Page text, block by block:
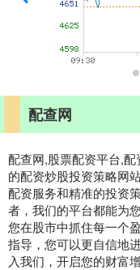
配查网
配查网,股票配资平台,
的配资炒股投资策略网
配资服务和精准的投资
者，我们的平台都能为
您在股市中抓住每一个
指导，您可以更自信地
入我们，开启您的财富